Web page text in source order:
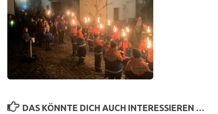
DAS KÖNNTE DICH AUCH INTERESSIEREN …